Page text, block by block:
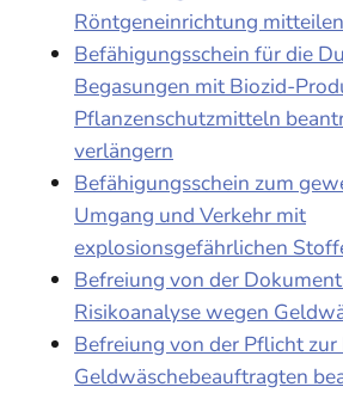
Röntgeneinrichtung mitteilen
Befähigungsschein für die
Begasungen mit Biozid-
Pflanzenschutzmitteln
verlängern
Befähigungsschein zum
Umgang und Verkehr mit
explosionsgefährlichen
Befreiung von der
Risikoanalyse wegen
Befreiung von der Pflicht
Geldwäschebeauftragten